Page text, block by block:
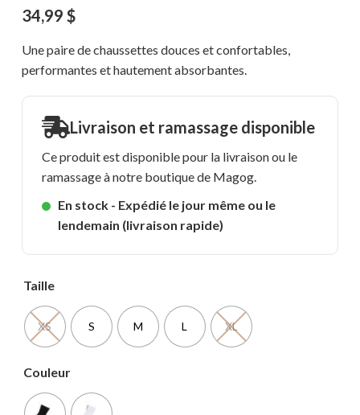
34,99 $
Une paire de chaussettes douces et confortables,
performantes et hautement absorbantes.
Livraison et ramassage disponible
Ce produit est disponible pour la livraison ou le
ramassage à notre boutique de Magog.
En stock - Expédié le jour même ou le
lendemain (livraison rapide)
Taille
XS S M L XL
Couleur